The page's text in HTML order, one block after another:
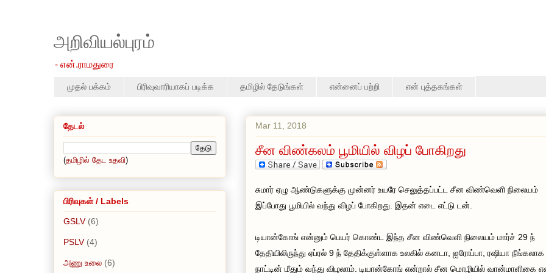
அறிவியல்புரம்
- என்.ராமதுரை
முதல் பக்கம் பிரிவுவாரியாகப் படிக்க தமிழில் தேடுங்கள் என்னைப் பற்றி என் புத்தகங்கள்
Mar 11, 2018
சீன விண்கலம் பூமியில் விழப் போகிறது
சுமார் ஏழு ஆண்டுகளுக்கு முன்னர் உயரே செலுத்தப்பட்ட சீன விண்வெளி நிலையம்
இப்போது பூமியில் வந்து விழப் போகிறது. இதன் எடை எட்டு டன்.
டியான்கோங் என்னும் பெயர் கொண்ட இந்த சீன விண்வெளி நிலையம் மார்ச் 29 ந்
தேதியிலிருந்து ஏப்ரல் 9 ந் தேதிக்குள்ளாக உலகில் கனடா, ஐரோப்பா, ரஷியா
நாட்டின் மீதும் வந்து விழலாம். டியான்கோங் என்றால் சீன மொழியில் வான்மாளிகை
தேடல்
(தமிழில் தேட உதவி)
பிரிவுகள் / Labels
GSLV (6)
PSLV (4)
அணு உலை (6)